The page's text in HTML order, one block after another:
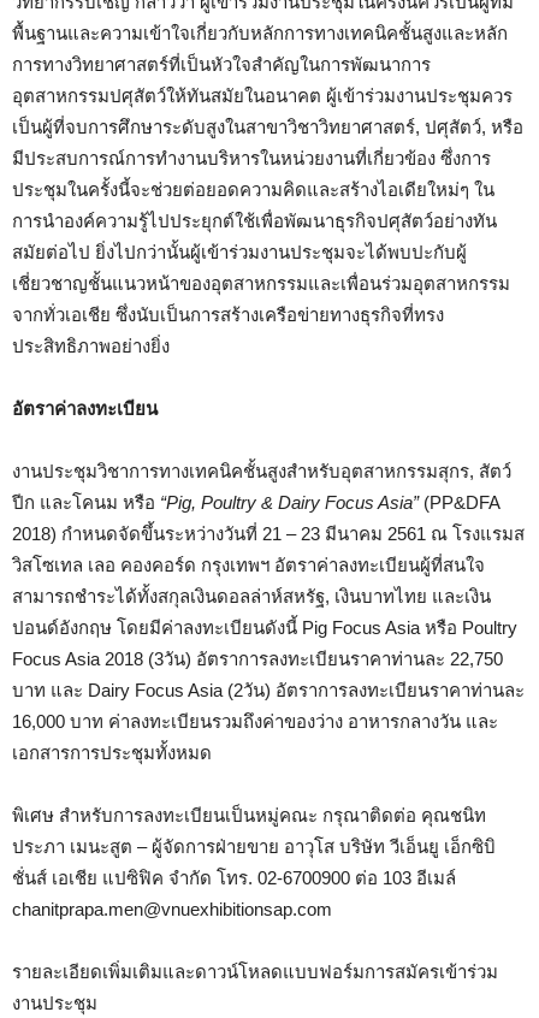
พื้นฐานและความเข้าใจเกี่ยวกับหลักการทางเทคนิคชั้นสูงและหลัก
การทางวิทยาศาสตร์ที่เป็นหัวใจสำคัญในการพัฒนาการ
อุตสาหกรรมปศุสัตว์ให้ทันสมัยในอนาคต ผู้เข้าร่วมงานประชุมควร
เป็นผู้ที่จบการศึกษาระดับสูงในสาขาวิชาวิทยาศาสตร์, ปศุสัตว์, หรือ
มีประสบการณ์การทำงานบริหารในหน่วยงานที่เกี่ยวข้อง ซึ่งการ
ประชุมในครั้งนี้จะช่วยต่อยอดความคิดและสร้างไอเดียใหม่ๆ ใน
การนำองค์ความรู้ไปประยุกต์ใช้เพื่อพัฒนาธุรกิจปศุสัตว์อย่างทัน
สมัยต่อไป ยิ่งไปกว่านั้นผู้เข้าร่วมงานประชุมจะได้พบปะกับผู้
เชี่ยวชาญชั้นแนวหน้าของอุตสาหกรรมและเพื่อนร่วมอุตสาหกรรม
จากทั่วเอเชีย ซึ่งนับเป็นการสร้างเครือข่ายทางธุรกิจที่ทรง
ประสิทธิภาพอย่างยิ่ง
อัตราค่าลงทะเบียน
งานประชุมวิชาการทางเทคนิคชั้นสูงสำหรับอุตสาหกรรมสุกร, สัตว์
ปีก และโคนม หรือ “Pig, Poultry & Dairy Focus Asia”(PP&DFA
2018) กำหนดจัดขึ้นระหว่างวันที่ 21 – 23 มีนาคม 2561 ณ โรงแรมส
วิสโซเทล เลอ คองคอร์ด กรุงเทพฯ อัตราค่าลงทะเบียนผู้ที่สนใจ
สามารถชำระได้ทั้งสกุลเงินดอลล่าห์สหรัฐ, เงินบาทไทย และเงิน
ปอนด์อังกฤษ โดยมีค่าลงทะเบียนดังนี้ Pig Focus Asia หรือ Poultry
Focus Asia 2018 (3วัน) อัตราการลงทะเบียนราคาท่านละ 22,750
บาท และ Dairy Focus Asia (2วัน) อัตราการลงทะเบียนราคาท่านละ
16,000 บาท ค่าลงทะเบียนรวมถึงค่าของว่าง อาหารกลางวัน และ
เอกสารการประชุมทั้งหมด
พิเศษ สำหรับการลงทะเบียนเป็นหมู่คณะ กรุณาติดต่อ คุณชนิท
ประภา เมนะสูต – ผู้จัดการฝ่ายขาย อาวุโส บริษัท วีเอ็นยู เอ็กซิบิ
ชั่นส์ เอเชีย แปซิฟิค จำกัด โทร. 02-6700900 ต่อ 103 อีเมล์
chanitprapa.men@vnuexhibitionsap.com
รายละเอียดเพิ่มเติมและดาวน์โหลดแบบฟอร์มการสมัครเข้าร่วม
งานประชุม